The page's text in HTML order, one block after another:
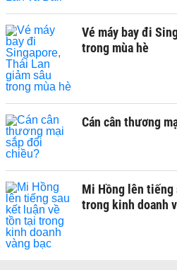
Vé máy bay đi
trong mùa hè
Cán cân thương
Mi Hồng lên
trong kinh doanh